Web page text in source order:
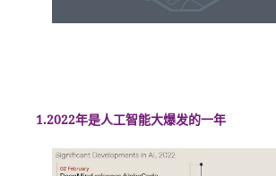
1.2022年是人工智能大爆发的一年